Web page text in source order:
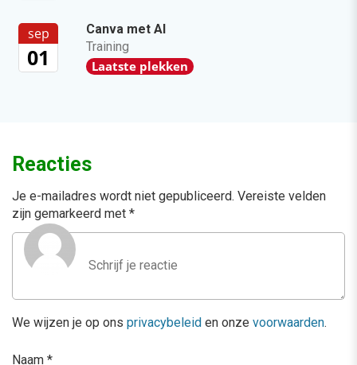
sep
01
Canva met AI
Training
Laatste plekken
Reacties
Je e-mailadres wordt niet gepubliceerd. Vereiste velden
zijn gemarkeerd met *
We wijzen je op ons privacybeleid en onze voorwaarden.
Naam *